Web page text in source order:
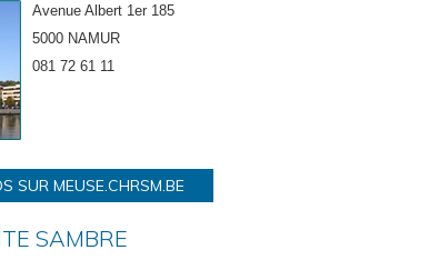
Avenue Albert 1er 185
5000 NAMUR
081 72 61 11
SUR MEUSE.CHRSM.BE
SAMBRE